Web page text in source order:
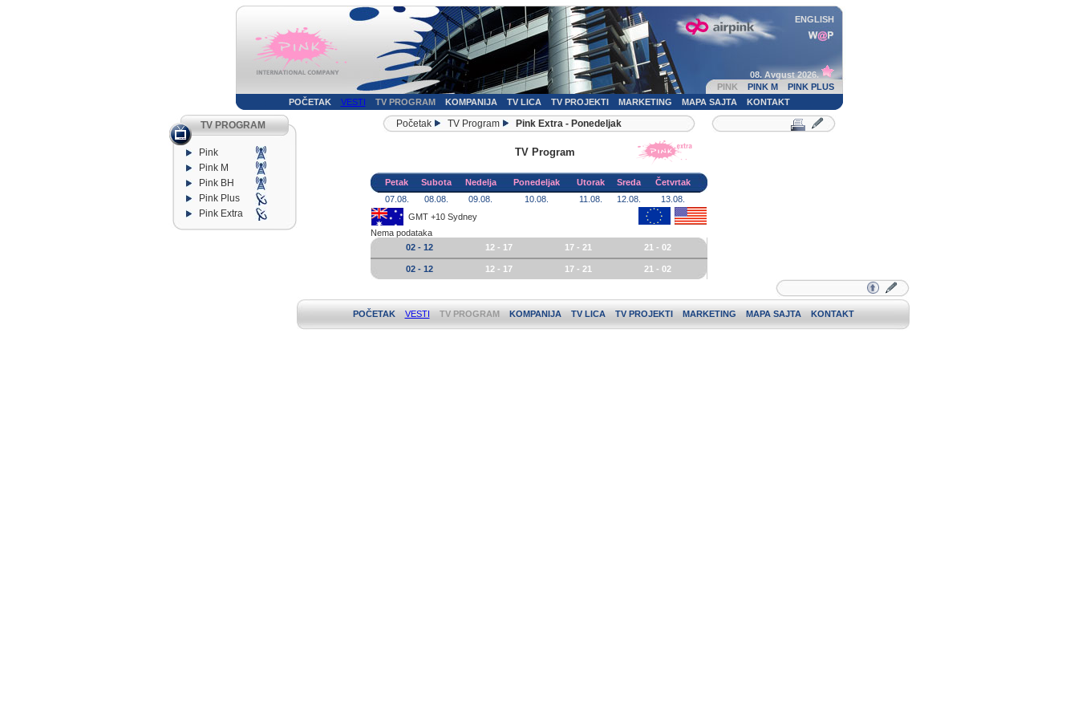
ENGLISH
08. Avgust 2026.
PINK
PINK M
PINK PLUS
POČETAK
VESTI TV PROGRAM KOMPANIJA TV LICA TV PROJEKTI MARKETING MAPA SAJTA KONTAKT
TV PROGRAM
Pink
Pink M
Pink BH
Pink Plus
Pink Extra
Početak TV Program Pink Extra - Ponedeljak
TV Program
Petak Subota Nedelja Ponedeljak Utorak Sreda
Četvrtak
07.08.
08.08. 09.08. 10.08. 11.08. 12.08.
13.08.
GMT +10 Sydney
Nema podataka
02 - 12
12 - 17 17 - 21 21 - 02
02 - 12 12 - 17 17 - 21 21 - 02
POČETAK VESTI TV PROGRAM KOMPANIJA TV LICA TV PROJEKTI MARKETING MAPA SAJTA KONTAKT